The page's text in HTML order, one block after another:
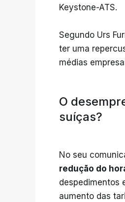
Keystone-ATS.
Segundo Urs
ter uma
médias
O
suíças?
No seu
redução do
despedimentos
aumento das